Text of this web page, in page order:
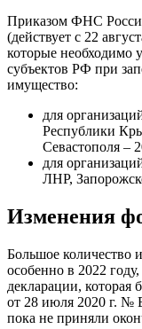
Приказом ФНС
(действует с 22
которые необходимо
субъектов РФ при
имущество:
для
Республики
Севастополя –
для
ЛНР,
Изменения
Большое количество
особенно в 2022
декларации,
от 28 июля 2020 г. №
пока не приняли